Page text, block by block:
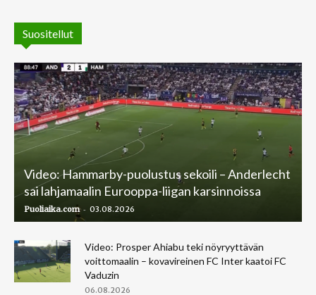
Suositellut
Video: Hammarby-puolustus sekoili – Anderlecht
sai lahjamaalin Eurooppa-liigan karsinnoissa
Puoliaika.com - 03.08.2026
Video: Prosper Ahiabu teki nöyryyttävän
voittomaalin – kovavireinen FC Inter kaatoi FC
Vaduzin
06.08.2026